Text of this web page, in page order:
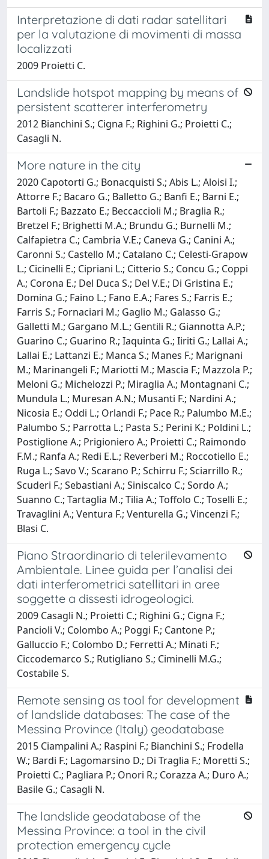
Interpretazione di dati radar satellitari
per la valutazione di movimenti di massa
localizzati
2009 Proietti C.
Landslide hotspot mapping by means of
persistent scatterer interferometry
2012 Bianchini S.; Cigna F.; Righini G.; Proietti C.;
Casagli N.
More nature in the city
2020 Capotorti G.; Bonacquisti S.; Abis L.; Aloisi I.;
Attorre F.; Bacaro G.; Balletto G.; Banfi E.; Barni E.;
Bartoli F.; Bazzato E.; Beccaccioli M.; Braglia R.;
Bretzel F.; Brighetti M.A.; Brundu G.; Burnelli M.;
Calfapietra C.; Cambria V.E.; Caneva G.; Canini A.;
Caronni S.; Castello M.; Catalano C.; Celesti-Grapow
L.; Cicinelli E.; Cipriani L.; Citterio S.; Concu G.; Coppi
A.; Corona E.; Del Duca S.; Del V.E.; Di Gristina E.;
Domina G.; Faino L.; Fano E.A.; Fares S.; Farris E.;
Farris S.; Fornaciari M.; Gaglio M.; Galasso G.;
Galletti M.; Gargano M.L.; Gentili R.; Giannotta A.P.;
Guarino C.; Guarino R.; Iaquinta G.; Iiriti G.; Lallai A.;
Lallai E.; Lattanzi E.; Manca S.; Manes F.; Marignani
M.; Marinangeli F.; Mariotti M.; Mascia F.; Mazzola P.;
Meloni G.; Michelozzi P.; Miraglia A.; Montagnani C.;
Mundula L.; Muresan A.N.; Musanti F.; Nardini A.;
Nicosia E.; Oddi L.; Orlandi F.; Pace R.; Palumbo M.E.;
Palumbo S.; Parrotta L.; Pasta S.; Perini K.; Poldini L.;
Postiglione A.; Prigioniero A.; Proietti C.; Raimondo
F.M.; Ranfa A.; Redi E.L.; Reverberi M.; Roccotiello E.;
Ruga L.; Savo V.; Scarano P.; Schirru F.; Sciarrillo R.;
Scuderi F.; Sebastiani A.; Siniscalco C.; Sordo A.;
Suanno C.; Tartaglia M.; Tilia A.; Toffolo C.; Toselli E.;
Travaglini A.; Ventura F.; Venturella G.; Vincenzi F.;
Blasi C.
Piano Straordinario di telerilevamento
Ambientale. Linee guida per l’analisi dei
dati interferometrici satellitari in aree
soggette a dissesti idrogeologici.
2009 Casagli N.; Proietti C.; Righini G.; Cigna F.;
Pancioli V.; Colombo A.; Poggi F.; Cantone P.;
Galluccio F.; Colombo D.; Ferretti A.; Minati F.;
Ciccodemarco S.; Rutigliano S.; Ciminelli M.G.;
Costabile S.
Remote sensing as tool for development
of landslide databases: The case of the
Messina Province (Italy) geodatabase
2015 Ciampalini A.; Raspini F.; Bianchini S.; Frodella
W.; Bardi F.; Lagomarsino D.; Di Traglia F.; Moretti S.;
Proietti C.; Pagliara P.; Onori R.; Corazza A.; Duro A.;
Basile G.; Casagli N.
The landslide geodatabase of the
Messina Province: a tool in the civil
protection emergency cycle